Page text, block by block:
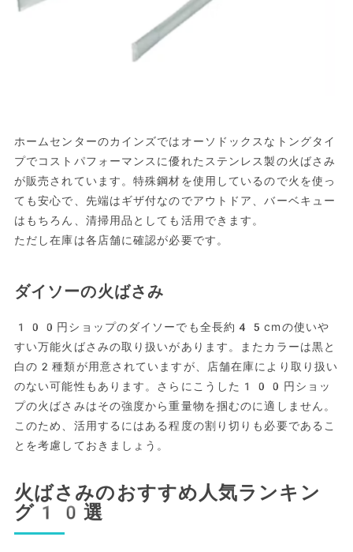
ホームセンターのカインズではオーソドックスなトングタイ
プでコストパフォーマンスに優れたステンレス製の火ばさみ
が販売されています。特殊鋼材を使用しているので火を使っ
ても安心で、先端はギザ付なのでアウトドア、バーベキュー
はもちろん、清掃用品としても活用できます。
ただし在庫は各店舗に確認が必要です。
ダイソーの火ばさみ
100円ショップのダイソーでも全長約45cmの使いや
すい万能火ばさみの取り扱いがあります。またカラーは黒と
白の2種類が用意されていますが、店舗在庫により取り扱い
のない可能性もあります。さらにこうした100円ショッ
プの火ばさみはその強度から重量物を掴むのに適しません。
このため、活用するにはある程度の割り切りも必要であるこ
とを考慮しておきましょう。
火ばさみのおすすめ人気ランキン
グ10選